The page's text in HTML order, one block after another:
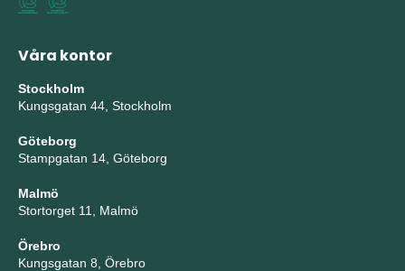
Våra kontor
Stockholm
Kungsgatan 44, Stockholm
Göteborg
Stampgatan 14, Göteborg
Malmö
Stortorget 11, Malmö
Örebro
Kungsgatan 8, Örebro